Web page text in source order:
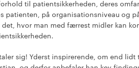
til patientsikkerheden, deres
patienten, på organisationsniveau og
hvor man med færrest midler kan
sig! Yderst inspirerende, om end lidt